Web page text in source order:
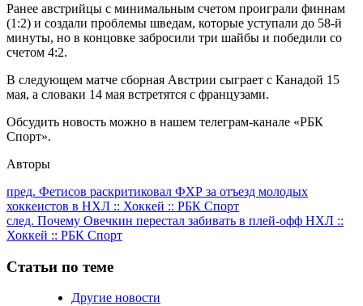
Ранее австрийцы с минимальным счетом проиграли финнам
(1:2) и создали проблемы шведам, которые уступали до 58-й
минуты, но в концовке забросили три шайбы и победили со
счетом 4:2.
В следующем матче сборная Австрии сыграет с Канадой 15
мая, а словаки 14 мая встретятся с французами.
Обсудить новость можно в нашем телеграм-канале «РБК
Спорт».
Авторы
Продолжить
чтение
пред. Фетисов раскритиковал ФХР за отъезд молодых
хоккеистов в НХЛ :: Хоккей :: РБК Спорт
след. Почему Овечкин перестал забивать в плей-офф НХЛ ::
Хоккей :: РБК Спорт
Статьи по теме
Другие новости